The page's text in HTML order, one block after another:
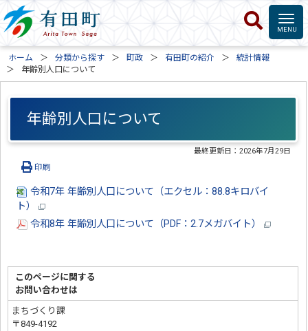
ホーム 分類から探す 町政 有田町の紹介
統計情報
年齢別人口について
年齢別人口について
最終更新日：2026年7月29日
印刷
令和7年 年齢別人口について（エクセル：88.8キロバイ
ト）
令和8年 年齢別人口について（PDF：2.7メガバイト）
このページに関する
お問い合わせは
まちづくり課
〒849-4192